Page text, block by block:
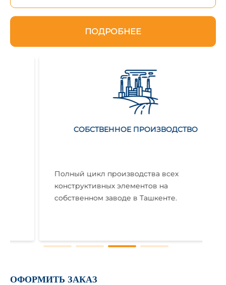
ПОДРОБНЕЕ
СОБСТВЕННОЕ ПРОИЗВОДСТВО
Полный цикл производства всех
конструктивных элементов на
собственном заводе в Ташкенте.
ОФОРМИТЬ ЗАКАЗ